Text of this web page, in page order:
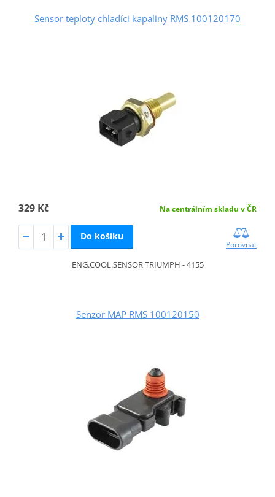
Sensor teploty chladíci kapaliny RMS 100120170
329 Kč Na centrálním skladu v ČR
Do košíku
Porovnat
ENG.COOL.SENSOR TRIUMPH - 4155
Senzor MAP RMS 100120150